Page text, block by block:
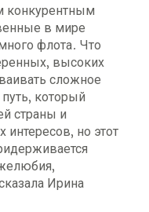
конкурентным
в мире
флота. Что
высоких
сложное
который
страны и
но этот
Ирина